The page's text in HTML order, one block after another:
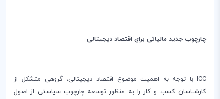
چارچوب جدید مالیاتی برای اقتصاد دیجیتالی
ICC با توجه به اهمیت موضوع اقتصاد دیجیتالی، گروهی متشکل از
کارشناسان کسب و کار را به منظور توسعه چارچوب سیاستی از اصول